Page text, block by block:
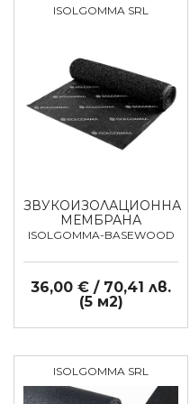
ISOLGOMMA SRL
ЗВУКОИЗОЛАЦИОННА
МЕМБРАНА
ISOLGOMMA-BASEWOOD
36,00 € / 70,41 лв.
(5 м2)
ISOLGOMMA SRL